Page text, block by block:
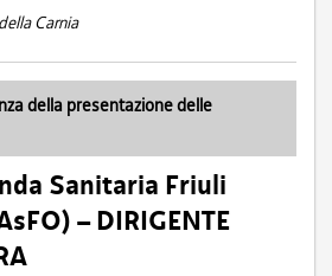
Carnia
della presentazione delle
Sanitaria Friuli
– DIRIGENTE